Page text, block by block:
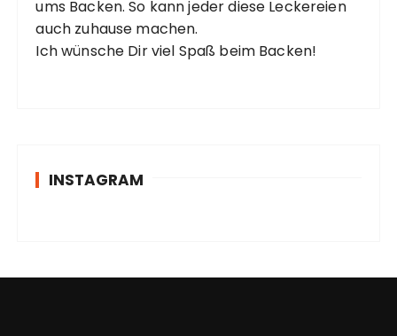
ums Backen. So kann jeder diese Leckereien
auch zuhause machen.
Ich wünsche Dir viel Spaß beim Backen!
INSTAGRAM